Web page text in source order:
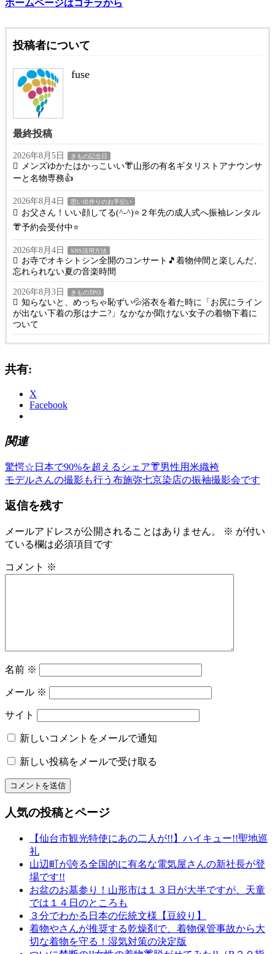
ホームページはコチラから
投稿者について
fuse
最終投稿
2026年8月5日 きもの記念日
メンズゆかたはかっこいい👘山形の有名ギタリストアナウンサ
ーと名物専務👍
2026年8月4日 思い出作りのお手伝い
お父さん！いい顔してる(^-^)⭐️２年先の成人式へ振袖レンタル
👘予約会受付中⭐️
2026年8月4日 SNS活用方法
お寺でオキシトシン全開のコンサート🎵着物仲間と楽しんだ、
忘れられない夏の音楽時間
2026年8月3日 きものTPO
知らないと、めっちゃ恥ずい💦浴衣を着た時に「お尻にライン
が出ない下着の形はナニ?」なかなか聞けない女子の着物下着に
ついて
共有:
X
Facebook
関連
き
も
ゆ
た
ゆ
た
名
専
務
美
く
り
和
化
投
稿
ナ
ビ
ゲ
ー
前
の
事:
驚愕☆日本で90%を超えるシェア👘男性用米織袴
次
記
モデルさんの撮影も行う布施弥七京染店の振袖撮影会です
返信を残す
メールアドレスが公開されることはありません。 ※ が付い
ている欄は必須項目です
コメント ※
名前 ※
メール ※
サイト
新しいコメントをメールで通知
新しい投稿をメールで受け取る
人気の投稿とページ
【仙台市観光特使にあの二人が!!】ハイキュー!!聖地巡
礼
山辺町が誇る全国的に有名な電気屋さんの新社長が登
場です!!
お盆のお墓参り！山形市は１３日が大半ですが、天童
では１４日のところも
３分でわかる日本の伝統文様【豆絞り】
着物やさんが推奨する乾燥剤で、着物保管事故から大
切な着物を守る！湿気対策の決定版